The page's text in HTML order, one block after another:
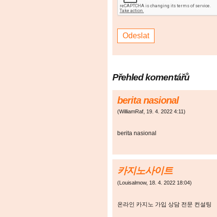
Přehled komentářů
berita nasional
(WilliamRaf 19. 4. 2022 4:11)
berita nasional
카지노사이트
(Louisalmow, 18. 4. 2022 18:04)
온라인 카지노 가입 상담 전문 컨설팅